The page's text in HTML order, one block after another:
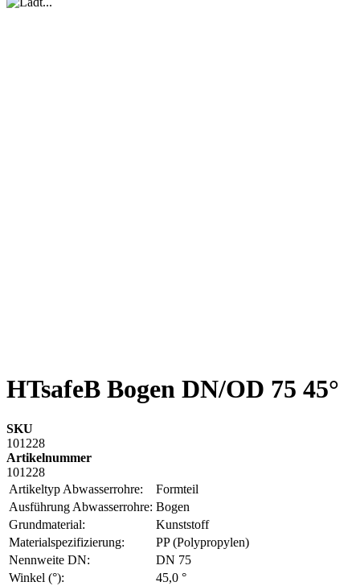
HTsafeB Bogen DN/OD 75 45°
SKU
101228
Artikelnummer
101228
Artikeltyp Abwasserrohre:
Formteil
Ausführung Abwasserrohre: Bogen
Grundmaterial:
Kunststoff
Materialspezifizierung:
PP (Polypropylen)
Nennweite DN:
DN 75
Winkel (°):
45,0 °